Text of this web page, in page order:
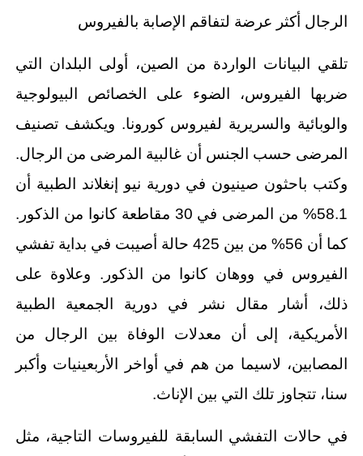
الرجال أكثر عرضة لتفاقم الإصابة بالفيروس
تلقي البيانات الواردة من الصين، أولى البلدان التي
ضربها الفيروس، الضوء على الخصائص البيولوجية
والوبائية والسريرية لفيروس كورونا. ويكشف تصنيف
المرضى حسب الجنس أن غالبية المرضى من الرجال.
وكتب باحثون صينيون في دورية نيو إنغلاند الطبية أن
58.1% من المرضى في 30 مقاطعة كانوا من الذكور.
كما أن 56% من بين 425 حالة أصيبت في بداية تفشي
الفيروس في ووهان كانوا من الذكور. وعلاوة على
ذلك، أشار مقال نشر في دورية الجمعية الطبية
الأمريكية، إلى أن معدلات الوفاة بين الرجال من
المصابين، لاسيما من هم في أواخر الأربعينيات وأكبر
سنا، تتجاوز تلك التي بين الإناث.
في حالات التفشي السابقة للفيروسات التاجية، مثل